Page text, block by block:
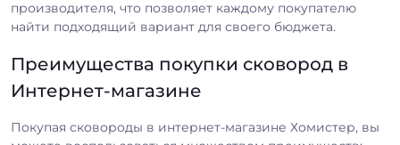
производителя, что позволяет каждому покупателю
найти подходящий вариант для своего бюджета.
Преимущества покупки сковород в
Интернет-магазине
Покупая сковороды в интернет-магазине Хомистер, вы